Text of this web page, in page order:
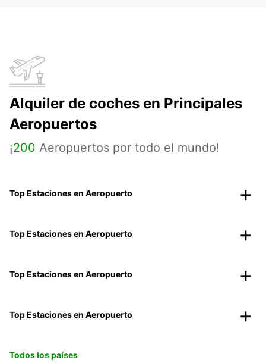
Alquiler de coches en Principales
Aeropuertos
¡200 Aeropuertos por todo el mundo!
Top Estaciones en Aeropuerto
Top Estaciones en Aeropuerto
Top Estaciones en Aeropuerto
Top Estaciones en Aeropuerto
Todos los países